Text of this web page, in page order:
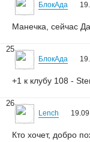
БлокАда
Манечка, сейчас
25
БлокАда
+1 к клубу 108 -
26
Lench
Кто хочет, добро